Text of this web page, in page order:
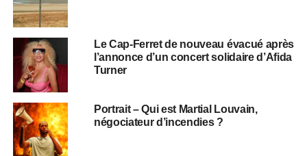
Le Cap-Ferret de nouveau évacué après
l’annonce d’un concert solidaire d’Afida
Turner
Portrait – Qui est Martial Louvain,
négociateur d’incendies ?